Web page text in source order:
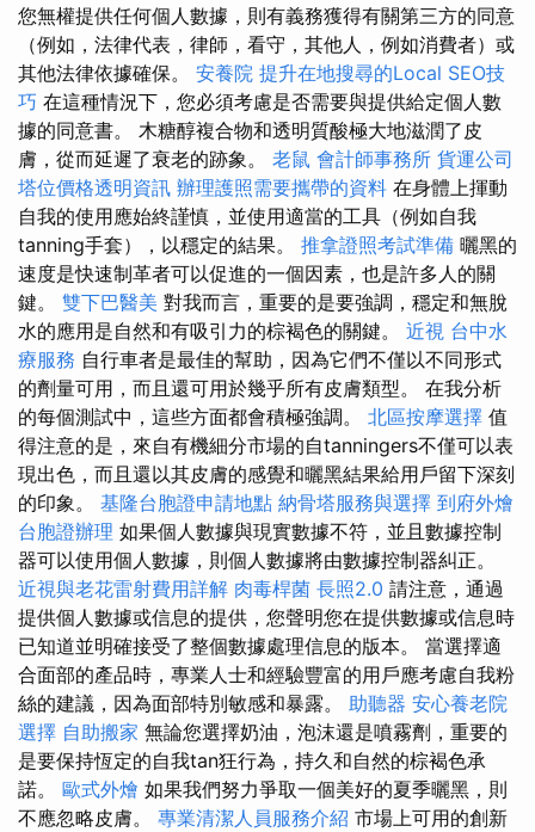
您無權提供任何個人數據，則有義務獲得有關第三方的同意
（例如，法律代表，律師，看守，其他人，例如消費者）或
其他法律依據確保。 安養院 提升在地搜尋的Local SEO技
巧 在這種情況下，您必須考慮是否需要與提供給定個人數
據的同意書。 木糖醇複合物和透明質酸極大地滋潤了皮
膚，從而延遲了衰老的跡象。 老鼠 會計師事務所 貨運公司
塔位價格透明資訊 辦理護照需要攜帶的資料 在身體上揮動
自我的使用應始終謹慎，並使用適當的工具（例如自我
tanning手套），以穩定的結果。 推拿證照考試準備 曬黑的
速度是快速制革者可以促進的一個因素，也是許多人的關
鍵。 雙下巴醫美 對我而言，重要的是要強調，穩定和無脫
水的應用是自然和有吸引力的棕褐色的關鍵。 近視 台中水
療服務 自行車者是最佳的幫助，因為它們不僅以不同形式
的劑量可用，而且還可用於幾乎所有皮膚類型。 在我分析
的每個測試中，這些方面都會積極強調。 北區按摩選擇 值
得注意的是，來自有機細分市場的自tanningers不僅可以表
現出色，而且還以其皮膚的感覺和曬黑結果給用戶留下深刻
的印象。 基隆台胞證申請地點 納骨塔服務與選擇 到府外燴
台胞證辦理 如果個人數據與現實數據不符，並且數據控制
器可以使用個人數據，則個人數據將由數據控制器糾正。
近視與老花雷射費用詳解 肉毒桿菌 長照2.0 請注意，通過
提供個人數據或信息的提供，您聲明您在提供數據或信息時
已知道並明確接受了整個數據處理信息的版本。 當選擇適
合面部的產品時，專業人士和經驗豐富的用戶應考慮自我粉
絲的建議，因為面部特別敏感和暴露。 助聽器 安心養老院
選擇 自助搬家 無論您選擇奶油，泡沫還是噴霧劑，重要的
是要保持恆定的自我tan狂行為，持久和自然的棕褐色承
諾。 歐式外燴 如果我們努力爭取一個美好的夏季曬黑，則
不應忽略皮膚。 專業清潔人員服務介紹 市場上可用的創新